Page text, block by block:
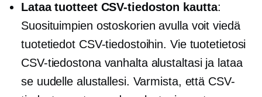
Lataa tuotteet CSV-tiedoston kautta:
Suosituimpien ostoskorien avulla voit viedä
tuotetiedot CSV-tiedostoihin. Vie tuotetietosi
CSV-tiedostona vanhalta alustaltasi ja lataa
se uudelle alustallesi. Varmista, että CSV-